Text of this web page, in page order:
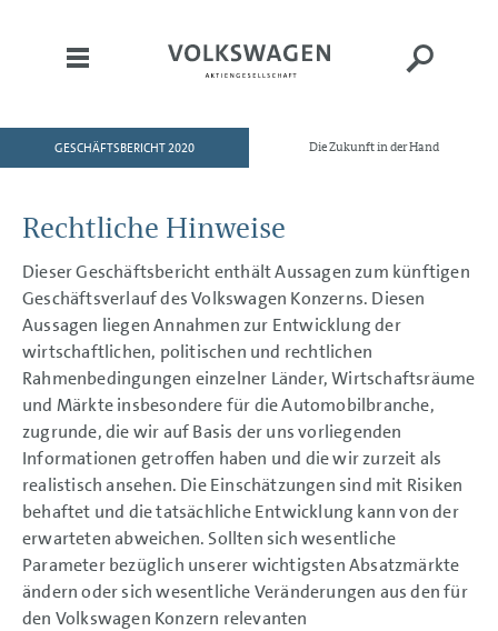
HOME
KONZERNBEREICHE
CORPORATE GOVERNANCE
KONZERNLAGEBERICHT
KONZERNABSCHLUSS
ANHANG
Die Zukunft in der Hand
GESCHÄFTSBERICHT 2020
Rechtliche Hinweise
Dieser Geschäftsbericht enthält Aussagen zum künftigen
Geschäftsverlauf des Volkswagen Konzerns. Diesen
Aussagen liegen Annahmen zur Entwicklung der
wirtschaftlichen, politischen und rechtlichen
Rahmenbedingungen einzelner Länder, Wirtschaftsräume
und Märkte insbesondere für die Automobilbranche,
zugrunde, die wir auf Basis der uns vorliegenden
Informationen getroffen haben und die wir zurzeit als
realistisch ansehen. Die Einschätzungen sind mit Risiken
behaftet und die tatsächliche Entwicklung kann von der
erwarteten abweichen. Sollten sich wesentliche
Parameter bezüglich unserer wichtigsten Absatzmärkte
ändern oder sich wesentliche Veränderungen aus den für
den Volkswagen Konzern relevanten